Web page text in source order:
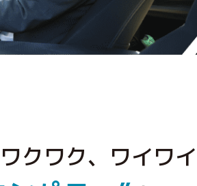
クワク、ワイワイ